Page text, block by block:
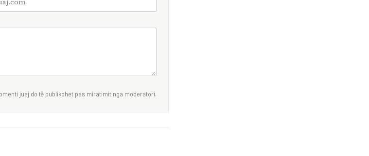
juaj do të publikohet pas miratimit nga moderatori.